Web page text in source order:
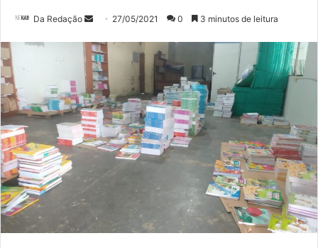
Da Redação
Mande
e-
mail
27/05/2021 0 3 minutos de leitura